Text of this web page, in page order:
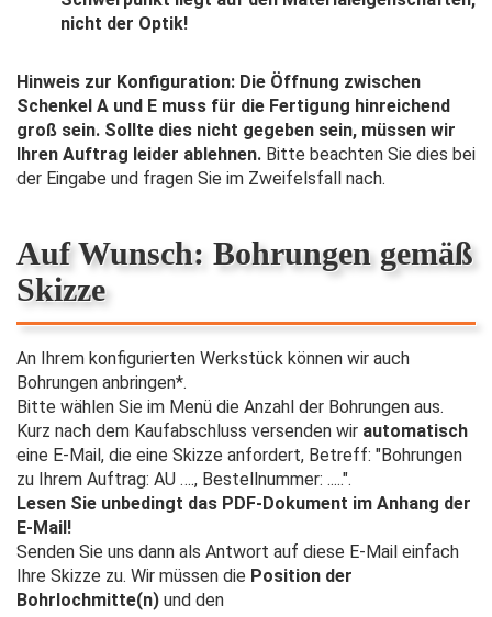
nicht der Optik!
Hinweis zur Konfiguration: Die Öffnung zwischen
Schenkel A und E muss für die Fertigung hinreichend
groß sein. Sollte dies nicht gegeben sein, müssen wir
Ihren Auftrag leider ablehnen. Bitte beachten Sie dies bei
der Eingabe und fragen Sie im Zweifelsfall nach.
Auf Wunsch: Bohrungen gemäß
Skizze
An Ihrem konfigurierten Werkstück können wir auch
Bohrungen anbringen*.
Bitte wählen Sie im Menü die Anzahl der Bohrungen aus.
Kurz nach dem Kaufabschluss versenden wir automatisch
eine E-Mail, die eine Skizze anfordert, Betreff: "Bohrungen
zu Ihrem Auftrag: AU …., Bestellnummer: .....".
Lesen Sie unbedingt das PDF-Dokument im Anhang der
E-Mail!
Senden Sie uns dann als Antwort auf diese E-Mail einfach
Ihre Skizze zu. Wir müssen die Position der
Bohrlochmitte(n) und den